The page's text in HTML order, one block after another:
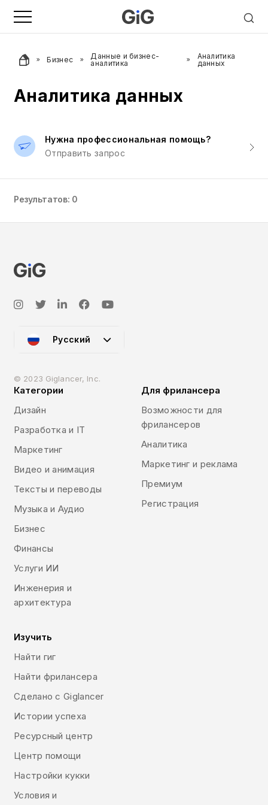
Бизнес
Данные и бизнес-
аналитика
Аналитика
данных
Аналитика данных
Нужна профессиональная помощь?
Отправить запрос
Результатов: 0
Русский
© 2023 Giglancer, Inc.
Категории
Дизайн
Разработка и IT
Маркетинг
Видео и анимация
Тексты и переводы
Музыка и Аудио
Бизнес
Финансы
Услуги ИИ
Инженерия и
архитектура
Для фрилансера
Возможности для
фрилансеров
Аналитика
Маркетинг и реклама
Премиум
Регистрация
Изучить
Найти гиг
Найти фрилансера
Сделано с Giglancer
Истории успеха
Ресурсный центр
Центр помощи
Настройки кукки
Условия и